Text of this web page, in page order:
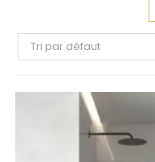
Tri par défaut